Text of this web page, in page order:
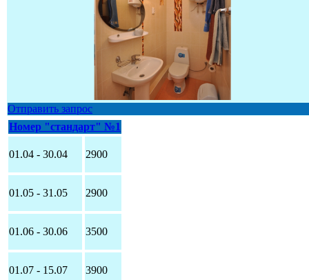
Отправить запрос
Номер "стандарт" №1
01.04 - 30.04 2900
01.05 - 31.05 2900
01.06 - 30.06 3500
01.07 - 15.07 3900